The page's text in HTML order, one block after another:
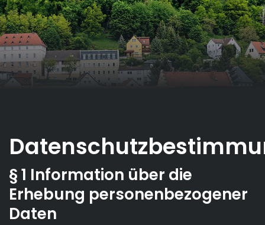
§ 1 Information über die
Erhebung personenbezogener
Daten